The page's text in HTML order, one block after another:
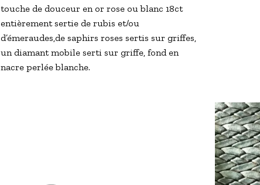
touche de douceur en or rose ou blanc 18ct
entièrement sertie de rubis et/ou
d’émeraudes,de saphirs roses sertis sur griffes,
un diamant mobile serti sur griffe, fond en
nacre perlée blanche.